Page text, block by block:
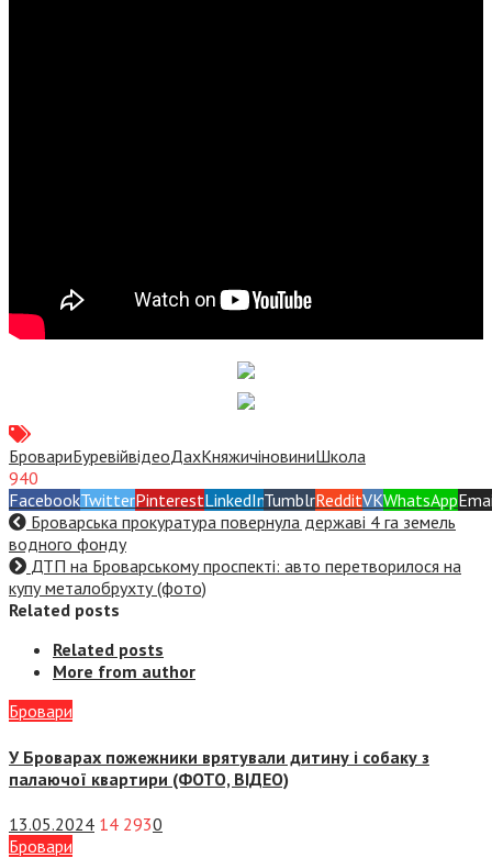
БровариБуревійвідеоДахКняжичіновиниШкола
940
FacebookTwitterPinterestLinkedInTumblrRedditVKWhatsApp
Броварська прокуратура повернула державі 4 га земель
водного фонду
ДТП на Броварському проспекті: авто перетворилося на
купу металобрухту (фото)
Related posts
Related posts
More from author
Бровари
У Броварах пожежники врятували дитину і собаку з
палаючої квартири (ФОТО, ВІДЕО)
13.05.2024 14 2930
Бровари